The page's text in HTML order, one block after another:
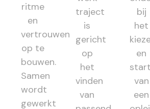
ritme
en
vertrouwen
op te
bouwen.
Samen
wordt
gewerkt
traject
is
gericht
op
het
vinden
van
bij
het
en
van
een